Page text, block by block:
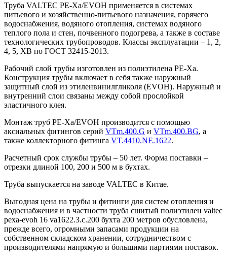
Труба VALTEC PE-Xa/EVOH применяется в системах
питьевого и хозяйственно-питьевого назначения, горячего
водоснабжения, водяного отопления, системах водяного
теплого пола и стен, почвенного подогрева, а также в составе
технологических трубопроводов. Классы эксплуатации – 1, 2,
4, 5, ХВ по ГОСТ 32415-2013.
Рабочий слой трубы изготовлен из полиэтилена PE-Xа.
Конструкция трубы включает в себя также наружный
защитный слой из этиленвинилгликоля (EVOH). Наружный и
внутренний слои связаны между собой прослойкой
эластичного клея.
Монтаж труб PE-Xa/EVOH производится с помощью
аксиальных фитингов серий VTm.400.G и VTm.400.BG, а
также коллекторного фитинга VT.4410.NE.1622.
Расчетный срок службы трубы – 50 лет. Форма поставки –
отрезки длиной 100, 200 и 500 м в бухтах.
Труба выпускается на заводе VALTEC в Китае.
Выгодная цена на трубы и фитинги для систем отопления и
водоснабжения и в частности труба сшитый полиэтилен valtec
pexa-evoh 16 va1622.3.c.200 бухта 200 метров обусловлена,
прежде всего, огромными запасами продукции на
собственном складском хранении, сотрудничеством с
производителями напрямую и большими партиями поставок.